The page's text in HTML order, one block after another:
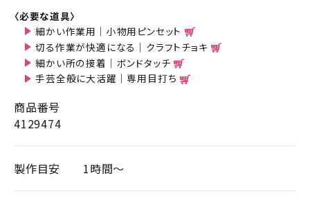
〈必要な道具〉
細かい作業用｜小物用ピンセット
切る作業が快適になる｜クラフトチョキ
細かい所の接着｜ボンドタッチ
手芸全般に大活躍｜専用目打ち
商品番号
4129474
製作目安 1時間～